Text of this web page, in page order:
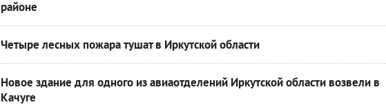
районе
Четыре лесных пожара тушат в Иркутской области
Новое здание для одного из авиаотделений Иркутской области возвели в
Качуге